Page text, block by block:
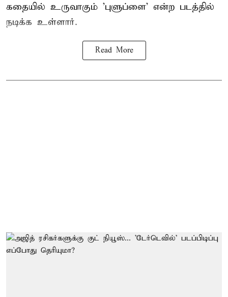
கதையில் உருவாகும் 'புளுப்ளை' என்ற படத்தில்
நடிக்க உள்ளார்.
Read More